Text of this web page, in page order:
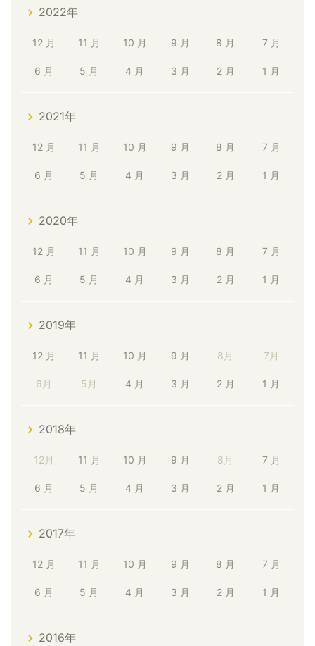
2022年
12 月 11 月 10 月 9 月 8 月 7 月
6 月 5 月 4 月 3 月 2 月 1 月
2021年
12 月 11 月 10 月 9 月 8 月 7 月
6 月 5 月 4 月 3 月 2 月 1 月
2020年
12 月 11 月 10 月 9 月 8 月 7 月
6 月 5 月 4 月 3 月 2 月 1 月
2019年
12 月 11 月 10 月 9 月 8月 7月
6月 5月 4 月 3 月 2 月 1 月
2018年
12月 11 月 10 月 9 月 8月 7 月
6 月 5 月 4 月 3 月 2 月 1 月
2017年
12 月 11 月 10 月 9 月 8 月 7 月
6 月 5 月 4 月 3 月 2 月 1 月
2016年